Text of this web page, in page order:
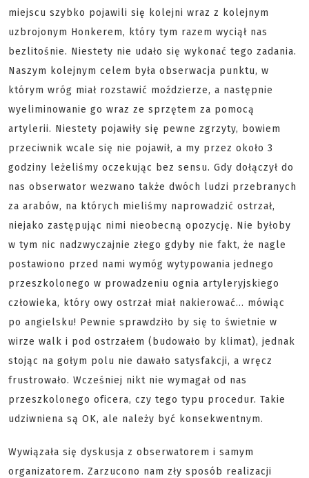
miejscu szybko pojawili się kolejni wraz z kolejnym
uzbrojonym Honkerem, który tym razem wyciął nas
bezlitośnie. Niestety nie udało się wykonać tego zadania.
Naszym kolejnym celem była obserwacja punktu, w
którym wróg miał rozstawić moździerze, a następnie
wyeliminowanie go wraz ze sprzętem za pomocą
artylerii. Niestety pojawiły się pewne zgrzyty, bowiem
przeciwnik wcale się nie pojawił, a my przez około 3
godziny leżeliśmy oczekując bez sensu. Gdy dołączył do
nas obserwator wezwano także dwóch ludzi przebranych
za arabów, na których mieliśmy naprowadzić ostrzał,
niejako zastępując nimi nieobecną opozycję. Nie byłoby
w tym nic nadzwyczajnie złego gdyby nie fakt, że nagle
postawiono przed nami wymóg wytypowania jednego
przeszkolonego w prowadzeniu ognia artyleryjskiego
człowieka, który owy ostrzał miał nakierować... mówiąc
po angielsku! Pewnie sprawdziło by się to świetnie w
wirze walk i pod ostrzałem (budowało by klimat), jednak
stojąc na gołym polu nie dawało satysfakcji, a wręcz
frustrowało. Wcześniej nikt nie wymagał od nas
przeszkolonego oficera, czy tego typu procedur. Takie
udziwniena są OK, ale należy być konsekwentnym.
Wywiązała się dyskusja z obserwatorem i samym
organizatorem. Zarzucono nam zły sposób realizacji